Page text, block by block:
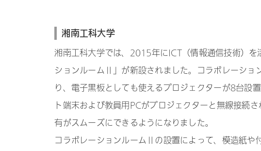
湘南工科大学
湘南工科大学では、2015年にICT（情報通信技術）
ションルームⅡ」が新設されました。コラボレーシ
り、電子黒板としても使えるプロジェクターが8台設
ト端末および教員用PCがプロジェクターと無線接続
有がスムーズにできるようになりました。
コラボレーションルームⅡの設置によって、模造紙や